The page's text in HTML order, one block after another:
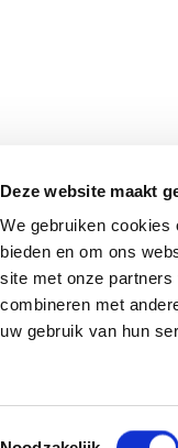
Deze website maakt
We gebruiken cookies
bieden en om ons
site met onze
combineren met
uw gebruik van hun
Toestemmingsselectie